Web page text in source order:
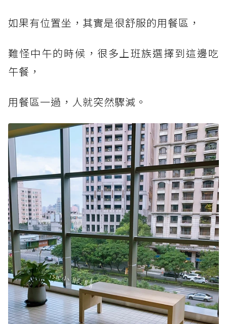
如果有位置坐，其實是很舒服的用餐區，
難怪中午的時候，很多上班族選擇到這邊吃
午餐，
用餐區一過，人就突然驟減。